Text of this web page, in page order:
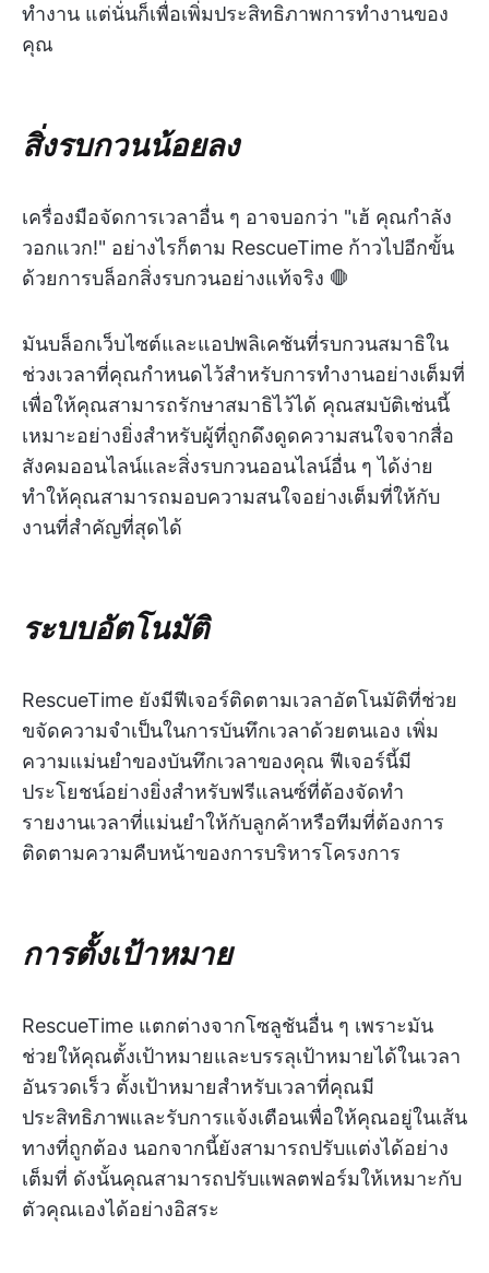
ทำงาน แต่นั่นก็เพื่อเพิ่มประสิทธิภาพการทำงานของ
คุณ
สิ่งรบกวนน้อยลง
เครื่องมือจัดการเวลาอื่น ๆ อาจบอกว่า "เฮ้ คุณกำลัง
วอกแวก!" อย่างไรก็ตาม RescueTime ก้าวไปอีกขั้น
ด้วยการบล็อกสิ่งรบกวนอย่างแท้จริง 🛑
มันบล็อกเว็บไซต์และแอปพลิเคชันที่รบกวนสมาธิใน
ช่วงเวลาที่คุณกำหนดไว้สำหรับการทำงานอย่างเต็มที่
เพื่อให้คุณสามารถรักษาสมาธิไว้ได้ คุณสมบัติเช่นนี้
เหมาะอย่างยิ่งสำหรับผู้ที่ถูกดึงดูดความสนใจจากสื่อ
สังคมออนไลน์และสิ่งรบกวนออนไลน์อื่น ๆ ได้ง่าย
ทำให้คุณสามารถมอบความสนใจอย่างเต็มที่ให้กับ
งานที่สำคัญที่สุดได้
ระบบอัตโนมัติ
RescueTime ยังมีฟีเจอร์ติดตามเวลาอัตโนมัติที่ช่วย
ขจัดความจำเป็นในการบันทึกเวลาด้วยตนเอง เพิ่ม
ความแม่นยำของบันทึกเวลาของคุณ ฟีเจอร์นี้มี
ประโยชน์อย่างยิ่งสำหรับฟรีแลนซ์ที่ต้องจัดทำ
รายงานเวลาที่แม่นยำให้กับลูกค้าหรือทีมที่ต้องการ
ติดตามความคืบหน้าของการบริหารโครงการ
การตั้งเป้าหมาย
RescueTime แตกต่างจากโซลูชันอื่น ๆ เพราะมัน
ช่วยให้คุณตั้งเป้าหมายและบรรลุเป้าหมายได้ในเวลา
อันรวดเร็ว ตั้งเป้าหมายสำหรับเวลาที่คุณมี
ประสิทธิภาพและรับการแจ้งเตือนเพื่อให้คุณอยู่ในเส้น
ทางที่ถูกต้อง นอกจากนี้ยังสามารถปรับแต่งได้อย่าง
เต็มที่ ดังนั้นคุณสามารถปรับแพลตฟอร์มให้เหมาะกับ
ตัวคุณเองได้อย่างอิสระ